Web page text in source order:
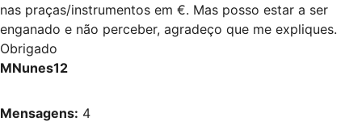
nas praças/instrumentos em €. Mas posso estar a ser
enganado e não perceber, agradeço que me expliques.
Obrigado
MNunes12
Mensagens: 4